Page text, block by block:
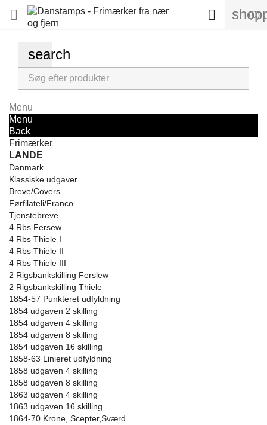
 (0)

search
Menu
Menu
Back
Frimærker
LANDE
Danmark
Klassiske udgaver
Breve/Covers
Førfilateli/Franco
Tjenstebreve
4 Rbs Fersew
4 Rbs Thiele I
4 Rbs Thiele II
4 Rbs Thiele III
2 Rigsbankskilling Ferslew
2 Rigsbankskilling Thiele
1854-57 Punkteret udfyldning
1854 udgaven 2 skilling
1854 udgaven 4 skilling
1854 udgaven 8 skilling
1854 udgaven 16 skilling
1858-63 Linieret udfyldning
1858 udgaven 4 skilling
1858 udgaven 8 skilling
1863 udgaven 4 skilling
1863 udgaven 16 skilling
1864-70 Krone, Scepter,Sværd